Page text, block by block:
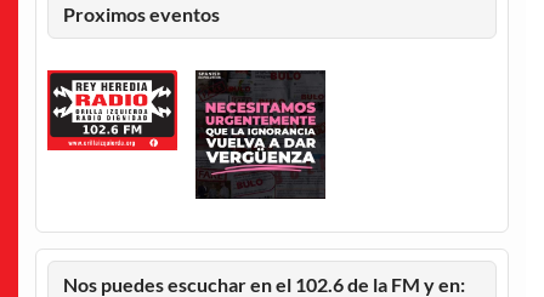
Proximos eventos
Nos puedes escuchar en el 102.6 de la FM y en: